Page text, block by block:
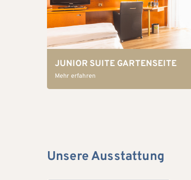
JUNIOR SUITE GARTENSEITE
Mehr erfahren
Unsere Ausstattung